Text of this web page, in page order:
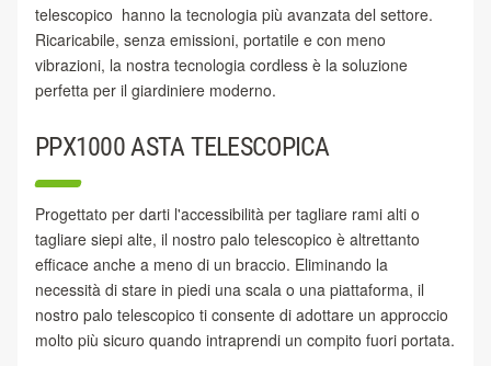
telescopico hanno la tecnologia più avanzata del settore.
Ricaricabile, senza emissioni, portatile e con meno
vibrazioni, la nostra tecnologia cordless è la soluzione
perfetta per il giardiniere moderno.
PPX1000 ASTA TELESCOPICA
Progettato per darti l'accessibilità per tagliare rami alti o
tagliare siepi alte, il nostro palo telescopico è altrettanto
efficace anche a meno di un braccio. Eliminando la
necessità di stare in piedi una scala o una piattaforma, il
nostro palo telescopico ti consente di adottare un approccio
molto più sicuro quando intraprendi un compito fuori portata.